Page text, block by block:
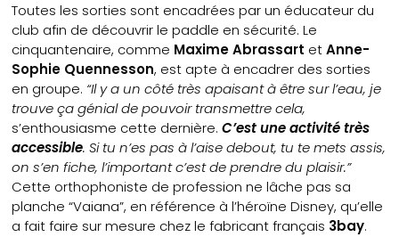
Toutes les sorties sont encadrées par un éducateur du
club afin de découvrir le paddle en sécurité. Le
cinquantenaire, comme Maxime Abrassart etAnne-
Sophie Quennesson, est apte à encadrer des sorties
en groupe. “Il y a un côté très apaisant à être sur l’eau, je
trouve ça génial de pouvoir transmettre cela,
s’enthousiasme cette dernière.C’est une activité très
accessible. Si tu n’es pas à l’aise debout, tu te mets assis,
on s’en fiche, l’important c’est de prendre du plaisir.”
Cette orthophoniste de profession ne lâche pas sa
planche “Vaiana”, en référence à l’héroïne Disney, qu’elle
a fait faire sur mesure chez le fabricant français 3bay.